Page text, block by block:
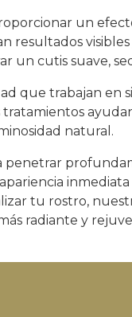
un
resultados
un cutis suave,
que trabajan en
natural.
penetrar
tu rostro,
radiante y